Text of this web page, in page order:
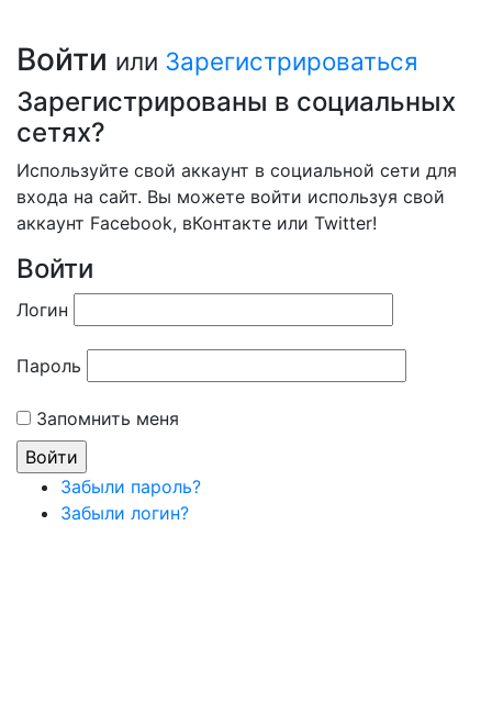
Войти или Зарегистрироваться
Зарегистрированы в социальных
сетях?
Используйте свой аккаунт в социальной сети для
входа на сайт. Вы можете войти используя свой
аккаунт Facebook, вКонтакте или Twitter!
Войти
Логин
Пароль
Запомнить меня
Забыли пароль?
Забыли логин?